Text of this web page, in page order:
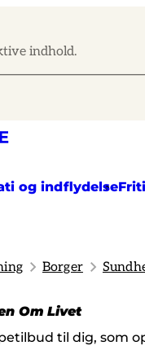
indhold.
og indflydelse
Borger
Om Livet
til dig, som